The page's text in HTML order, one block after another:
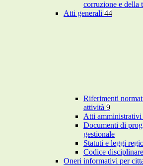
corruzione e della
Atti generali 44
Riferimenti
attività 9
Atti amministrativi
Documenti di
gestionale
Statuti e leggi
Codice
Oneri informativi per